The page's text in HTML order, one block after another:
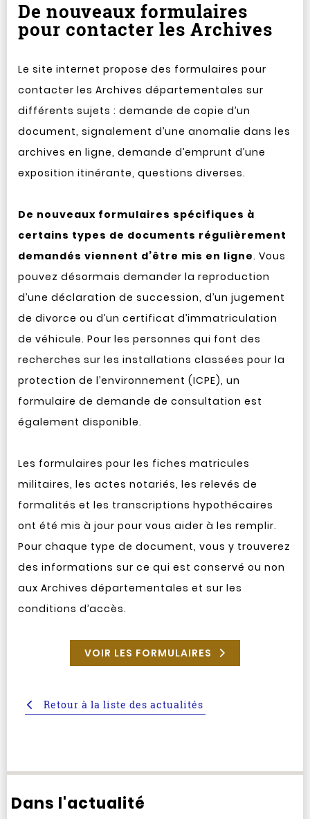
De nouveaux formulaires
pour contacter les Archives
Le site internet propose des formulaires pour
contacter les Archives départementales sur
différents sujets : demande de copie d’un
document, signalement d’une anomalie dans les
archives en ligne, demande d’emprunt d’une
exposition itinérante, questions diverses.
De nouveaux formulaires spécifiques à
certains types de documents régulièrement
demandés viennent d’être mis en ligne. Vous
pouvez désormais demander la reproduction
d’une déclaration de succession, d’un jugement
de divorce ou d’un certificat d’immatriculation
de véhicule. Pour les personnes qui font des
recherches sur les installations classées pour la
protection de l’environnement (ICPE), un
formulaire de demande de consultation est
également disponible.
Les formulaires pour les fiches matricules
militaires, les actes notariés, les relevés de
formalités et les transcriptions hypothécaires
ont été mis à jour pour vous aider à les remplir.
Pour chaque type de document, vous y trouverez
des informations sur ce qui est conservé ou non
aux Archives départementales et sur les
conditions d’accès.
VOIR LES FORMULAIRES
Retour à la liste des actualités
Dans l'actualité